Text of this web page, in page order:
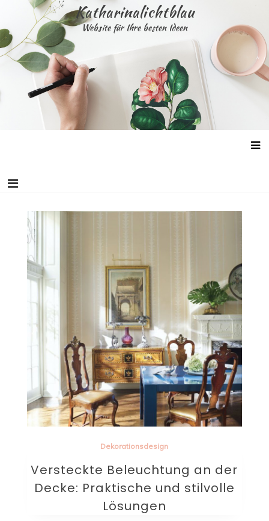
content
Katharinalichtblau
Website für Ihre besten Ideen
Dekorationsdesign
Versteckte Beleuchtung an der
Decke: Praktische und stilvolle
Lösungen